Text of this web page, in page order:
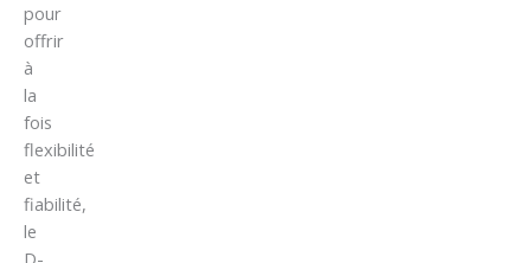
pour
offrir
à
la
fois
flexibilité
et
fiabilité,
le